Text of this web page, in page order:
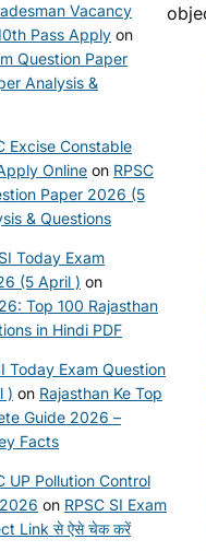
Vacancy
Pass Apply on
Question Paper
Analysis &
Excise Constable
Online on RPSC
Paper 2026 (5
& Questions
Today Exam
(5 April ) on
Top 100 Rajasthan
in Hindi PDF
Today Exam Question
) on Rajasthan Ke Top
Guide 2026 –
Facts
UP Pollution Control
on RPSC SI Exam
Link से ऐसे चेक करें